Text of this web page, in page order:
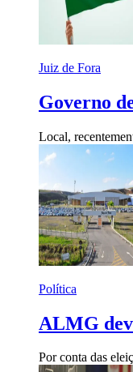
Juiz de Fora
Governo
Local,
Política
ALMG
Por conta das